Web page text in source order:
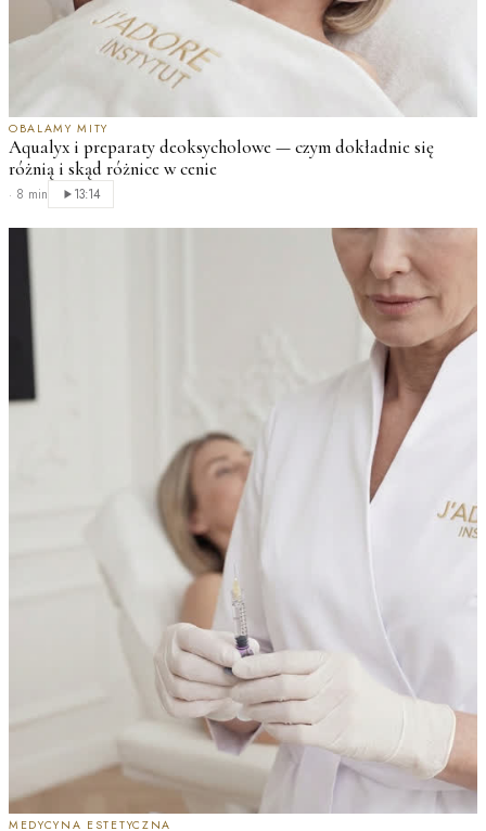
OBALAMY MITY
Aqualyx i preparaty deoksycholowe — czym dokładnie się
różnią i skąd różnice w cenie
· 8 min 13:14
MEDYCYNA ESTETYCZNA